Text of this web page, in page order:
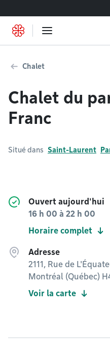
Chalet
Chalet du
Franc
Situé dans Saint-Laurent
Ouvert aujourd'hui
16 h 00 à 22 h 00
Horaire complet
Adresse
2111, Rue de
Montréal (Québec)
Voir la carte